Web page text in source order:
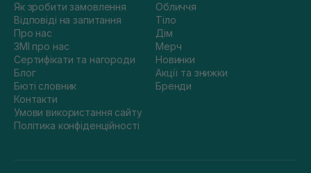
Як зробити замовлення
Відповіді на запитання
Про нас
ЗМІ про нас
Сертифікати та нагороди
Блог
Бюті словник
Контакти
Умови використання сайту
Політика конфіденційності
Обличчя
Тіло
Дім
Мерч
Новинки
Акції та знижки
Бренди